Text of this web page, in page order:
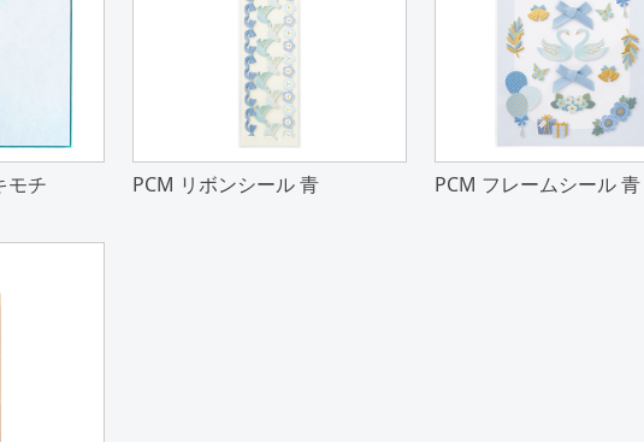
モチ PCM リボンシール 青 PCM フレームシール 青